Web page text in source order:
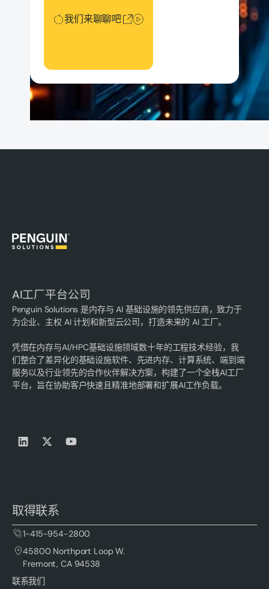
我们来聊聊吧
AI工厂平台公司
Penguin Solutions 是内存与 AI 基础设施的领先供应商，致力于
为企业、主权 AI 计划和新型云公司，打造未来的 AI 工厂。
凭借在内存与AI/HPC基础设施领域数十年的工程技术经验，我
们整合了差异化的基础设施软件、先进内存、计算系统、端到端
服务以及行业领先的合作伙伴解决方案，构建了一个全栈AI工厂
平台，旨在协助客户快速且精准地部署和扩展AI工作负载。
取得联系
1-415-954-2800
45800 Northport Loop W.
Fremont, CA 94538
联系我们